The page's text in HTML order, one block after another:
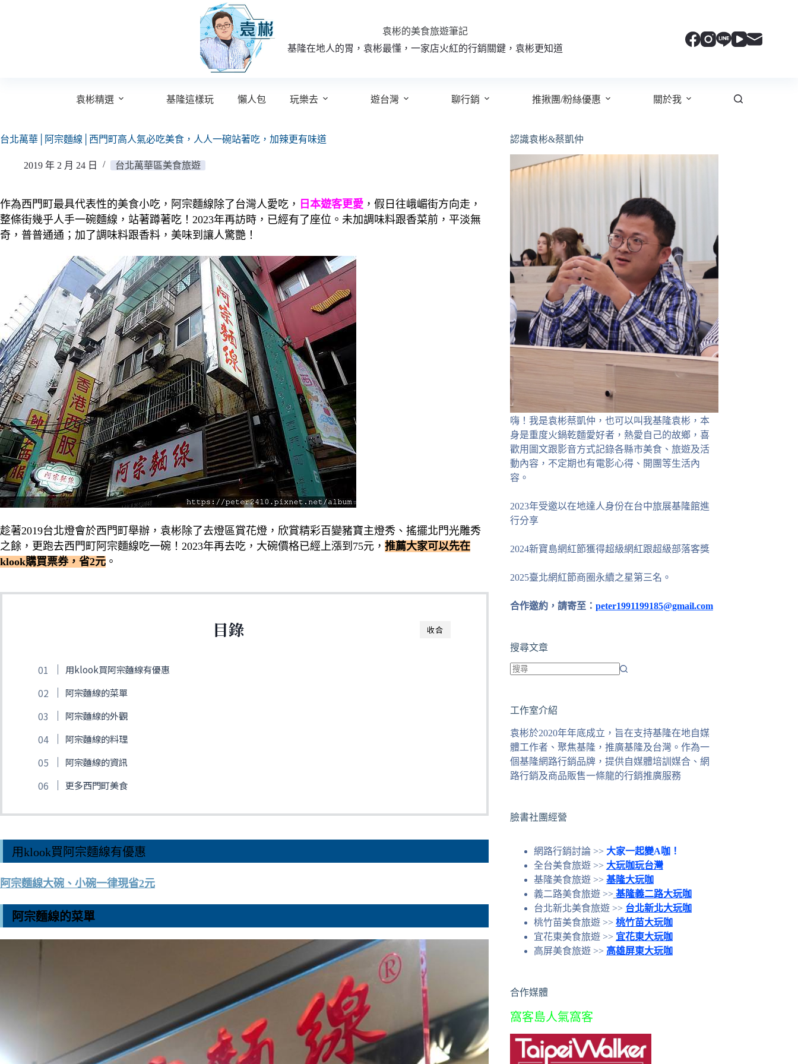
袁彬的美食旅遊筆記
基隆在地人的胃，袁彬最懂，一家店火紅的行銷關鍵，袁彬更知道
袁彬精選 基隆這樣玩 懶人包 玩樂去 遊台灣 聊行銷 推揪團/粉絲優惠 關於我
台北萬華│阿宗麵線│西門町高人氣必吃美食，人人一碗站著吃，加辣更有味道
2019 年 2 月 24 日 台北萬華區美食旅遊
作為西門町最具代表性的美食小吃，阿宗麵線除了台灣人愛吃， 日本遊客更愛 ，假日往峨嵋街方向走，
整條街幾乎人手一碗麵線，站著蹲著吃！2023年再訪時，已經有了座位。未加調味料跟香菜前，平淡無
奇，普普通通；加了調味料跟香料，美味到讓人驚艷！
趁著2019台北燈會於西門町舉辦，袁彬除了去燈區賞花燈，欣賞精彩百變豬寶主燈秀、搖擺北門光雕秀
之餘，更跑去西門町阿宗麵線吃一碗！2023年再去吃，大碗價格已經上漲到75元， 推薦大家可以先在
klook購買票券，省2元 。
收合
目錄
用klook買阿宗麵線有優惠
阿宗麵線的菜單
阿宗麵線的外觀
阿宗麵線的料理
阿宗麵線的資訊
更多西門町美食
用klook買阿宗麵線有優惠
阿宗麵線大碗、小碗一律現省2元
阿宗麵線的菜單
認識袁彬&蔡凱仲
嗨！我是袁彬蔡凱仲，也可以叫我基隆袁彬，本
身是重度火鍋乾麵愛好者，熱愛自己的故鄉，喜
歡用圖文跟影音方式記錄各縣市美食、旅遊及活
動內容，不定期也有電影心得、開團等生活內
容。
2023年受邀以在地達人身份在台中旅展基隆館進
行分享
2024新寶島網紅節獲得超級網紅跟超級部落客獎
2025臺北網紅節商圈永續之星第三名。
合作邀約，請寄至： peter1991199185@gmail.com
搜尋文章
到
合
條
件
的
果
工作室介紹
袁彬於2020年年底成立，旨在支持基隆在地自媒
體工作者、聚焦基隆，推廣基隆及台灣。作為一
個基隆網路行銷品牌，提供自媒體培訓媒合、網
路行銷及商品販售一條龍的行銷推廣服務
臉書社團經營
網路行銷討論 >> 大家一起變A咖！
全台美食旅遊 >> 大玩咖玩台灣
基隆美食旅遊 >> 基隆大玩咖
義二路美食旅遊 >> 基隆義二路大玩咖
台北新北美食旅遊 >> 台北新北大玩咖
桃竹苗美食旅遊 >> 桃竹苗大玩咖
宜花東美食旅遊 >> 宜花東大玩咖
高屏美食旅遊 >> 高雄屏東大玩咖
合作媒體
窩客島人氣窩客